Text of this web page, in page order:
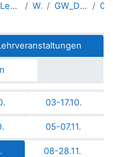
ARCHIV - Lehrveranstaltungen am Standort Linz - seit 2016 WS_2022/23 GW_DigitaleGrundbildung_2022ws
03-17.10.
05-07.11.
08-28.11.